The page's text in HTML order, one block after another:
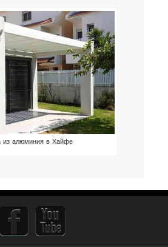
из алюминия в Хайфе